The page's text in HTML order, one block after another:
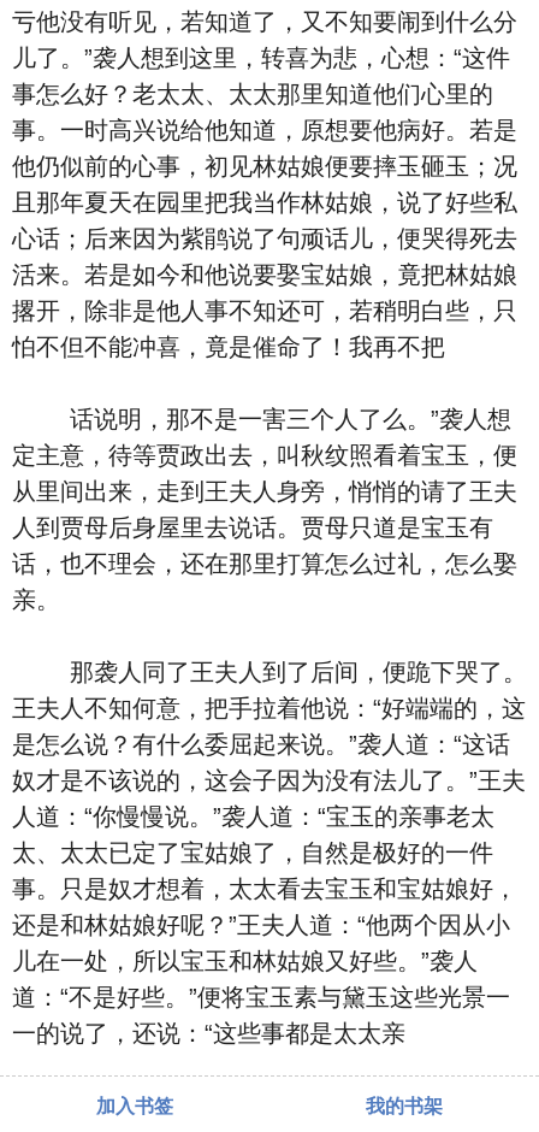
亏他没有听见，若知道了，又不知要闹到什么分
儿了。”袭人想到这里，转喜为悲，心想：“这件
事怎么好？老太太、太太那里知道他们心里的
事。一时高兴说给他知道，原想要他病好。若是
他仍似前的心事，初见林姑娘便要摔玉砸玉；况
且那年夏天在园里把我当作林姑娘，说了好些私
心话；后来因为紫鹃说了句顽话儿，便哭得死去
活来。若是如今和他说要娶宝姑娘，竟把林姑娘
撂开，除非是他人事不知还可，若稍明白些，只
怕不但不能冲喜，竟是催命了！我再不把
话说明，那不是一害三个人了么。”袭人想
定主意，待等贾政出去，叫秋纹照看着宝玉，便
从里间出来，走到王夫人身旁，悄悄的请了王夫
人到贾母后身屋里去说话。贾母只道是宝玉有
话，也不理会，还在那里打算怎么过礼，怎么娶
亲。
那袭人同了王夫人到了后间，便跪下哭了。
王夫人不知何意，把手拉着他说：“好端端的，这
是怎么说？有什么委屈起来说。”袭人道：“这话
奴才是不该说的，这会子因为没有法儿了。”王夫
人道：“你慢慢说。”袭人道：“宝玉的亲事老太
太、太太已定了宝姑娘了，自然是极好的一件
事。只是奴才想着，太太看去宝玉和宝姑娘好，
还是和林姑娘好呢？”王夫人道：“他两个因从小
儿在一处，所以宝玉和林姑娘又好些。”袭人
道：“不是好些。”便将宝玉素与黛玉这些光景一
一的说了，还说：“这些事都是太太亲
加入书签 我的书架